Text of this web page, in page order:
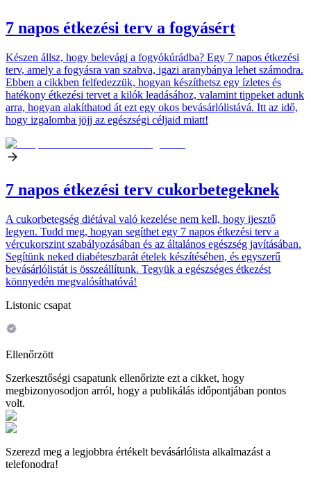
7 napos étkezési terv a fogyásért
Készen állsz, hogy belevágj a fogyókúrádba? Egy 7 napos étkezési
terv, amely a fogyásra van szabva, igazi aranybánya lehet számodra.
Ebben a cikkben felfedezzük, hogyan készíthetsz egy ízletes és
hatékony étkezési tervet a kilók leadásához, valamint tippeket adunk
arra, hogyan alakíthatod át ezt egy okos bevásárlólistává. Itt az idő,
hogy izgalomba jöjj az egészségi céljaid miatt!
7 napos étkezési terv cukorbetegeknek
A cukorbetegség diétával való kezelése nem kell, hogy ijesztő
legyen. Tudd meg, hogyan segíthet egy 7 napos étkezési terv a
vércukorszint szabályozásában és az általános egészség javításában.
Segítünk neked diabéteszbarát ételek készítésében, és egyszerű
bevásárlólistát is összeállítunk. Tegyük a egészséges étkezést
könnyedén megvalósíthatóvá!
Listonic csapat
Ellenőrzött
Szerkesztőségi csapatunk ellenőrizte ezt a cikket, hogy
megbizonyosodjon arról, hogy a publikálás időpontjában pontos
volt.
Szerezd meg a legjobbra értékelt bevásárlólista alkalmazást a
telefonodra!